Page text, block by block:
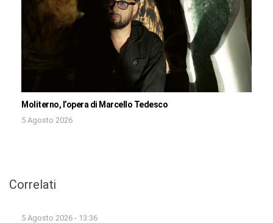
Moliterno, l’opera di Marcello Tedesco
5 Agosto 2026
Correlati
5 Agosto 2026 - 13:36